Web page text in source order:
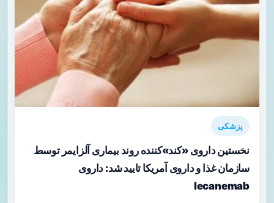
پزشکی
نخستین داروی «کند»کننده روند بیماری آلزایمر توسط
سازمان غذا و داروی آمریکا تایید شد: داروی
lecanemab